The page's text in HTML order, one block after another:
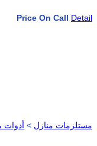
Price On Call Detail
مستلزمات منازل > أدوات